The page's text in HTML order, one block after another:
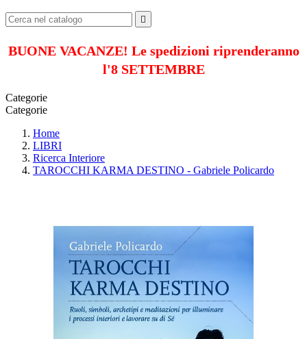

BUONE VACANZE! Le spedizioni riprenderanno
l'8 SETTEMBRE
Categorie
Categorie
Home
LIBRI
Ricerca Interiore
TAROCCHI KARMA DESTINO - Gabriele Policardo